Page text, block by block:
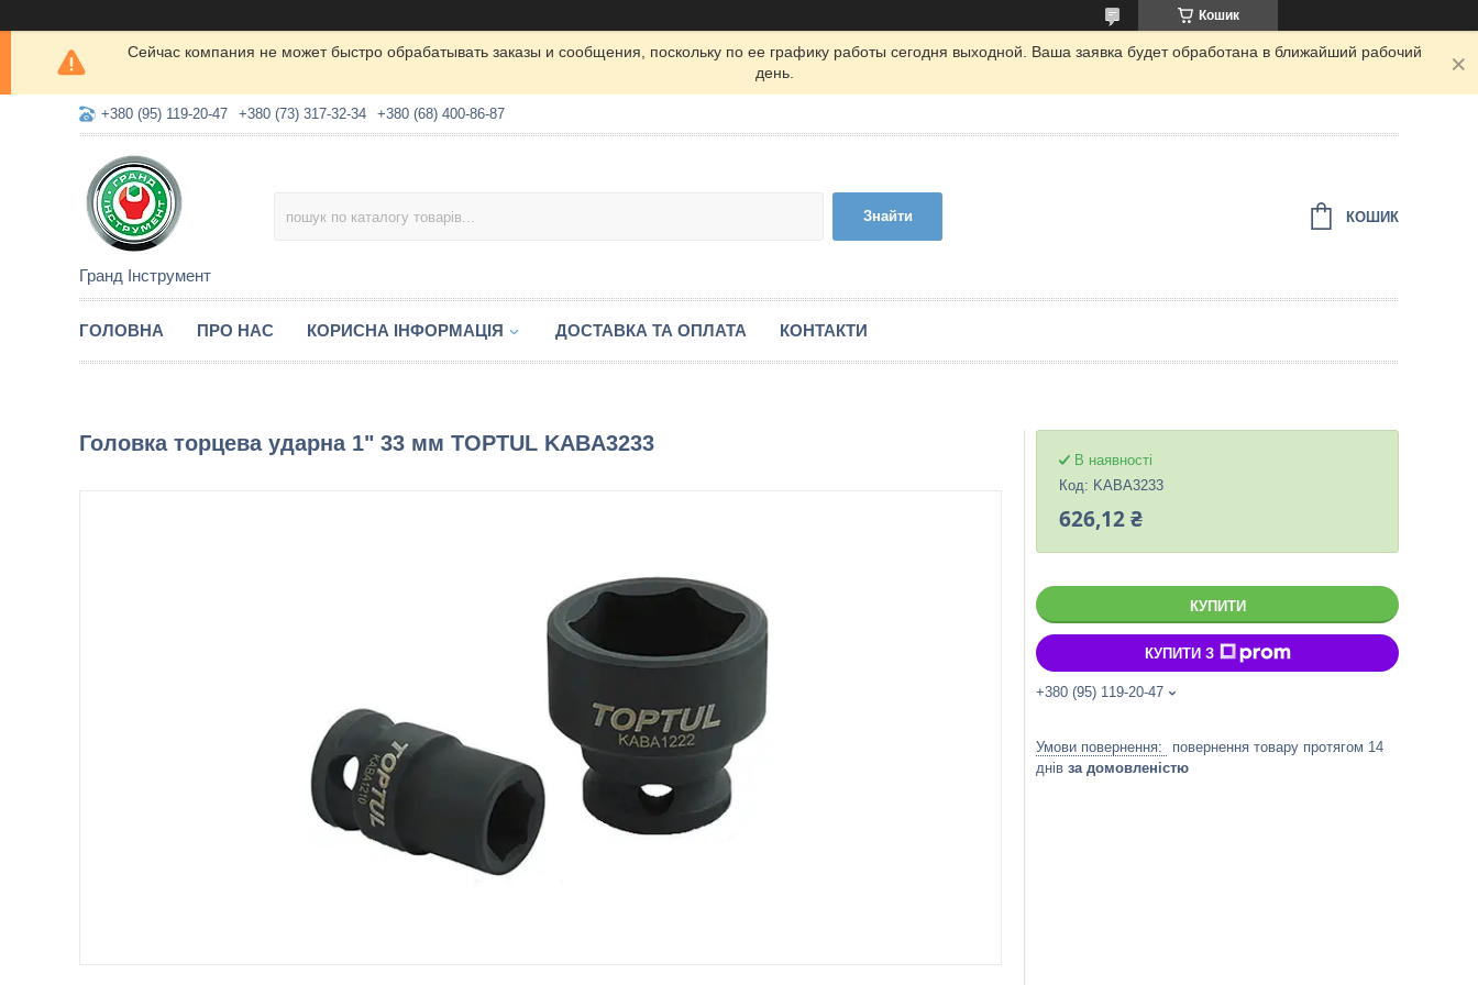
Кошик
Сейчас компания не может быстро обрабатывать заказы и сообщения, поскольку по ее графику работы сегодня выходной. Ваша заявка будет обработана в ближайший рабочий
день.
+380 (95) 119-20-47 +380 (73) 317-32-34 +380 (68) 400-86-87
Гранд Інструмент
Знайти КОШИК
ГОЛОВНА ПРО НАС КОРИСНА ІНФОРМАЦІЯ ДОСТАВКА ТА ОПЛАТА КОНТАКТИ
Головка торцева ударна 1" 33 мм TOPTUL KABA3233
В наявності
Код: KABA3233
626,12 ₴
КУПИТИ
КУПИТИ З
+380 (95) 119-20-47
повернення товару протягом 14
днів за домовленістю